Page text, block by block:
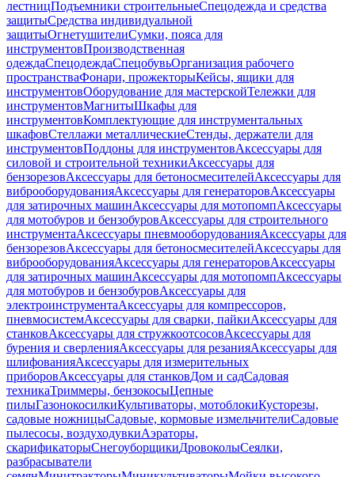
лестницПодъемники строительныеСпецодежда и средства
защитыСредства индивидуальной
защитыОгнетушителиСумки, пояса для
инструментовПроизводственная
одеждаСпецодеждаСпецобувьОрганизация рабочего
пространстваФонари, прожекторыКейсы, ящики для
инструментовОборудование для мастерскойТележки для
инструментовМагнитыШкафы для
инструментовКомплектующие для инструментальных
шкафовСтеллажи металлическиеСтенды, держатели для
инструментовПоддоны для инструментовАксессуары для
силовой и строительной техникиАксессуары для
бензорезовАксессуары для бетоносмесителейАксессуары для
виброоборудованияАксессуары для генераторовАксессуары
для затирочных машинАксессуары для мотопомпАксессуары
для мотобуров и бензобуровАксессуары для строительного
инструментаАксессуары пневмооборудованияАксессуары для
бензорезовАксессуары для бетоносмесителейАксессуары для
виброоборудованияАксессуары для генераторовАксессуары
для затирочных машинАксессуары для мотопомпАксессуары
для мотобуров и бензобуровАксессуары для
электроинструментаАксессуары для компрессоров,
пневмосистемАксессуары для сварки, пайкиАксессуары для
станковАксессуары для стружкоотсосовАксессуары для
бурения и сверленияАксессуары для резанияАксессуары для
шлифованияАксессуары для измерительных
приборовАксессуары для станковДом и садСадовая
техникаТриммеры, бензокосыЦепные
пилыГазонокосилкиКультиваторы, мотоблокиКусторезы,
садовые ножницыСадовые, кормовые измельчителиСадовые
пылесосы, воздуходувкиАэраторы,
скарификаторыСнегоуборщикиДровоколыСеялки,
разбрасыватели